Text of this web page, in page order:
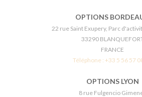
OPTIONS
22 rue Saint Exupery, Parc
33290
FRANCE
Téléphone : +33 5 56 57
OPTIONS LYON
8 rue Fulgencio